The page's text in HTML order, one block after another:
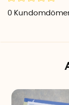
Material: Metall
0